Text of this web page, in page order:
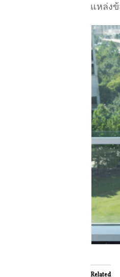
แหล่งข้
Related